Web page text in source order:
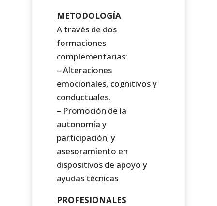
METODOLOGÍA
A través de dos
formaciones
complementarias:
– Alteraciones
emocionales, cognitivos y
conductuales.
– Promoción de la
autonomía y
participación; y
asesoramiento en
dispositivos de apoyo y
ayudas técnicas
PROFESIONALES